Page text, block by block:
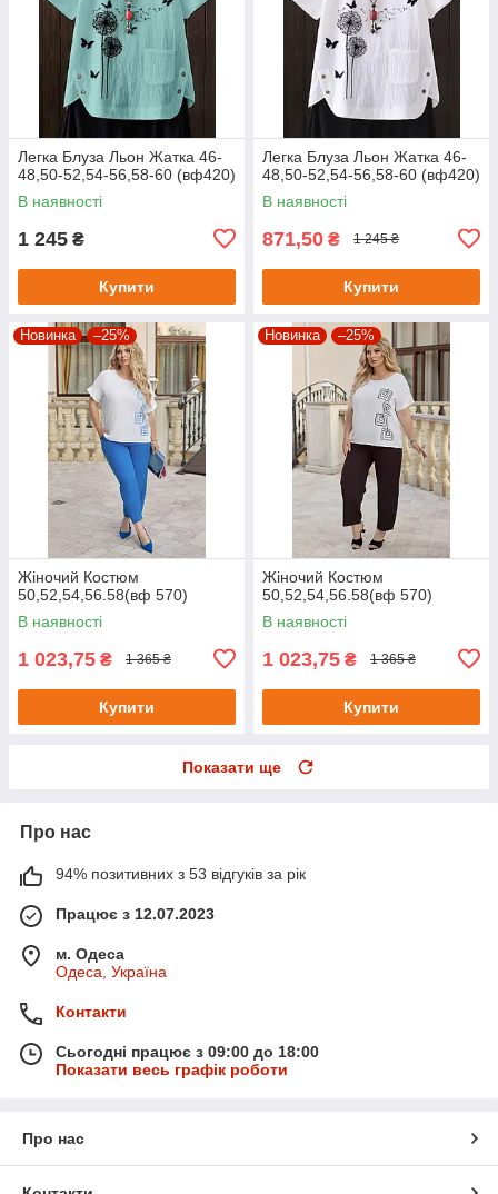
Легка Блуза Льон Жатка 46-
48,50-52,54-56,58-60 (вф420)
В наявності
1 245 ₴
Купити
Легка Блуза Льон Жатка 46-
48,50-52,54-56,58-60 (вф420)
В наявності
871,50 ₴ 1 245 ₴
Купити
Новинка –25%
Жіночий Костюм
50,52,54,56.58(вф 570)
В наявності
1 023,75 ₴ 1 365 ₴
Купити
Новинка –25%
Жіночий Костюм
50,52,54,56.58(вф 570)
В наявності
1 023,75 ₴ 1 365 ₴
Купити
Показати ще
Про нас
94% позитивних з 53 відгуків за рік
Працює з 12.07.2023
м. Одеса
Одеса, Україна
Контакти
Сьогодні працює з 09:00 до 18:00
Показати весь графік роботи
Про нас